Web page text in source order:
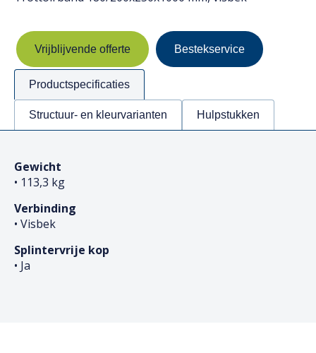
Vrijblijvende offerte Bestekservice
Productspecificaties
Structuur- en kleurvarianten Hulpstukken
Gewicht
• 113,3 kg
Verbinding
• Visbek
Splintervrije kop
• Ja